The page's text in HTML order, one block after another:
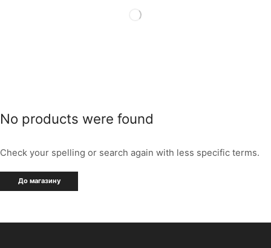
No products were found
Check your spelling or search again with less specific terms.
До магазину